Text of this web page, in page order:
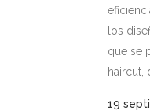
los
que se
haircut,
19